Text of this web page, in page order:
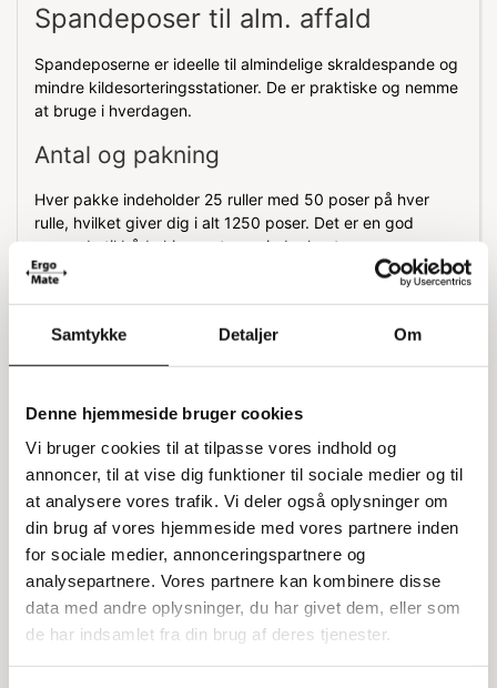
Samtykke Detaljer Om
Denne hjemmeside bruger cookies
Vi bruger cookies til at tilpasse vores indhold og
annoncer, til at vise dig funktioner til sociale medier og til
at analysere vores trafik. Vi deler også oplysninger om
din brug af vores hjemmeside med vores partnere inden
for sociale medier, annonceringspartnere og
analysepartnere. Vores partnere kan kombinere disse
data med andre oplysninger, du har givet dem, eller som
de har indsamlet fra din brug af deres tjenester.
Spandeposer til alm. affald
Spandeposerne er ideelle til almindelige skraldespande og
mindre kildesorteringsstationer. De er praktiske og nemme
at bruge i hverdagen.
Antal og pakning
Hver pakke indeholder 25 ruller med 50 poser på hver
rulle, hvilket giver dig i alt 1250 poser. Det er en god
mængde til både hjemmet og mindre kontorer.
Specifikationer
Type: Spandepose
Tykkelse: 7 my
Farve: Klar
Antal: 1250 stk.
Relaterede varer